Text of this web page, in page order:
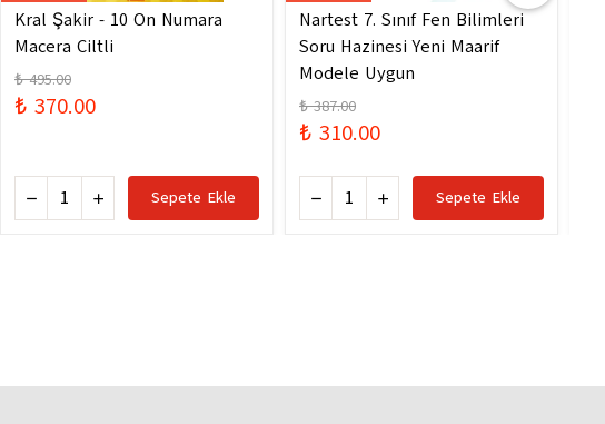
Kral Şakir - 10 On Numara
Macera Ciltli
₺ 495.00
₺ 370.00
Sepete Ekle
Nartest 7. Sınıf Fen Bilimleri
Soru Hazinesi Yeni Maarif
Modele Uygun
₺ 387.00
₺ 310.00
Sepete Ekle